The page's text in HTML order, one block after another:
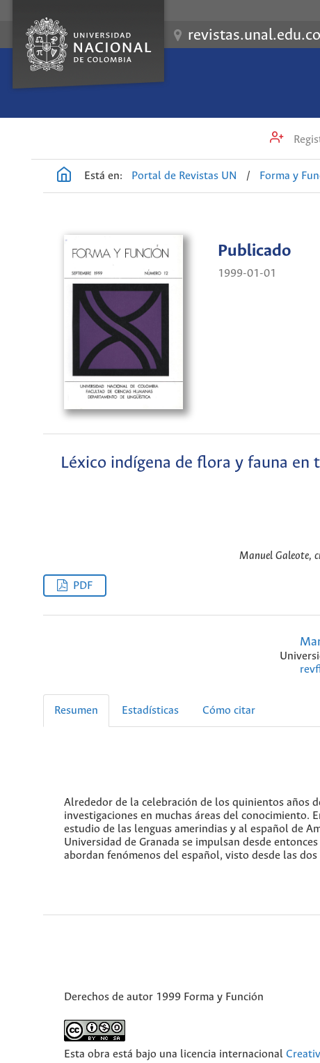
revistas.unal.edu.co
Está en: Portal de Revistas UN / Forma y
Publicado
1999-01-01
Léxico indígena de flora y fauna en
Manuel Galeote,
PDF
Resumen Estadísticas Cómo citar
Alrededor de la celebración de los quinientos años
investigaciones en muchas áreas del conocimiento.
estudio de las lenguas amerindias y al español de
Universidad de Granada se impulsan desde
abordan fenómenos del español, visto desde las
Derechos de autor 1999 Forma y Función
Esta obra está bajo una licencia internacional